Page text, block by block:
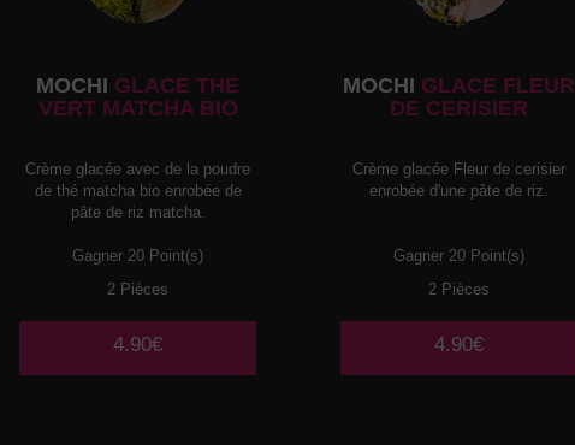
MOCHI GLACE THE
VERT MATCHA BIO
Crème glacée avec de la poudre
de thé matcha bio enrobée de
pâte de riz matcha.
Gagner 20 Point(s)
2 Pièces
4.90€
MOCHI GLACE FLEUR
DE CERISIER
Crème glacée Fleur de cerisier
enrobée d'une pâte de riz.
Gagner 20 Point(s)
2 Pièces
4.90€